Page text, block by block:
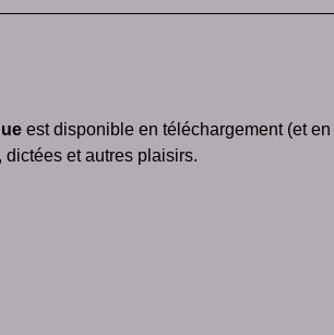
est disponible en téléchargement (et
et autres plaisirs.